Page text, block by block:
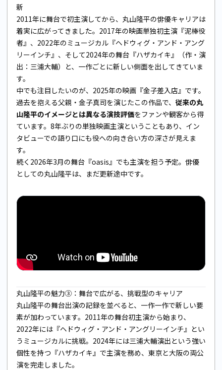
新
2011年に舞台で初主演してから、丸山隆平の俳優キャリアは
着実に広がってきました。2017年の映画単独初主演『泥棒役
者』、2022年のミュージカル『ヘドウィグ・アンド・アング
リーインチ』、そして2024年の舞台『ハザカイキ』（作・演
出：三浦大輔）と、一作ごとに新しい側面を出してきていま
す。
中でも注目したいのが、2025年の映画『金子差入店』です。
過去を抱える父親・金子真司を演じたこの作品で、 従来の丸
山隆平のイメージとは異なる演技評価をファンや観客から得
ています。8年ぶりの単独映画主演ということもあり、イン
タビューでの語り口にも役への向き合い方の深さが見えま
す。
続く2026年3月の舞台『oasis』でも主演を担う予定。俳優
としての丸山隆平は、まだ更新途中です。
丸山隆平の魅力③：舞台で広がる、挑戦型のキャリア
丸山隆平の舞台出演の記録を並べると、一作一作で新しい要
素が加わっています。2011年の舞台初主演から始まり、
2022年には『ヘドウィグ・アンド・アングリーインチ』とい
うミュージカルに挑戦。2024年には三浦大輔演出という強い
個性を持つ『ハザカイキ』で主演を務め、東京と大阪の両公
演を完走しました。